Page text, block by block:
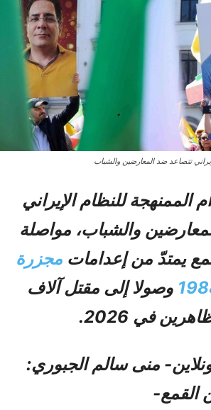
تتصاعد ضد المعارضين والشباب
الممنهجة للنظام الإيراني
والشباب، مواصلة
يمتدّ من إعدامات مجزرة
وصولا إلى مقتل آلاف
في 2026.
منی سالم الجبوري:
القمع-